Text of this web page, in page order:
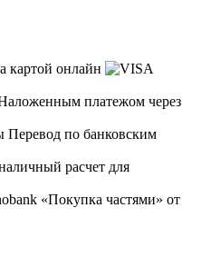
картой онлайн
платежом через
Перевод по банковским
расчет для
«Покупка частями» от